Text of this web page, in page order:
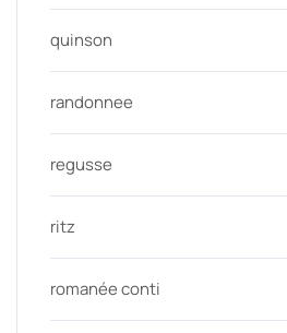
quinson
randonnee
regusse
ritz
romanée conti